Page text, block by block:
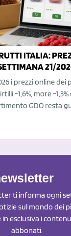
ITALIA:
21/
i prezzi online dei
-1,6%, more -
GDO resta
ti informa ogni
sul mondo dei
esclusiva i
abbonati.